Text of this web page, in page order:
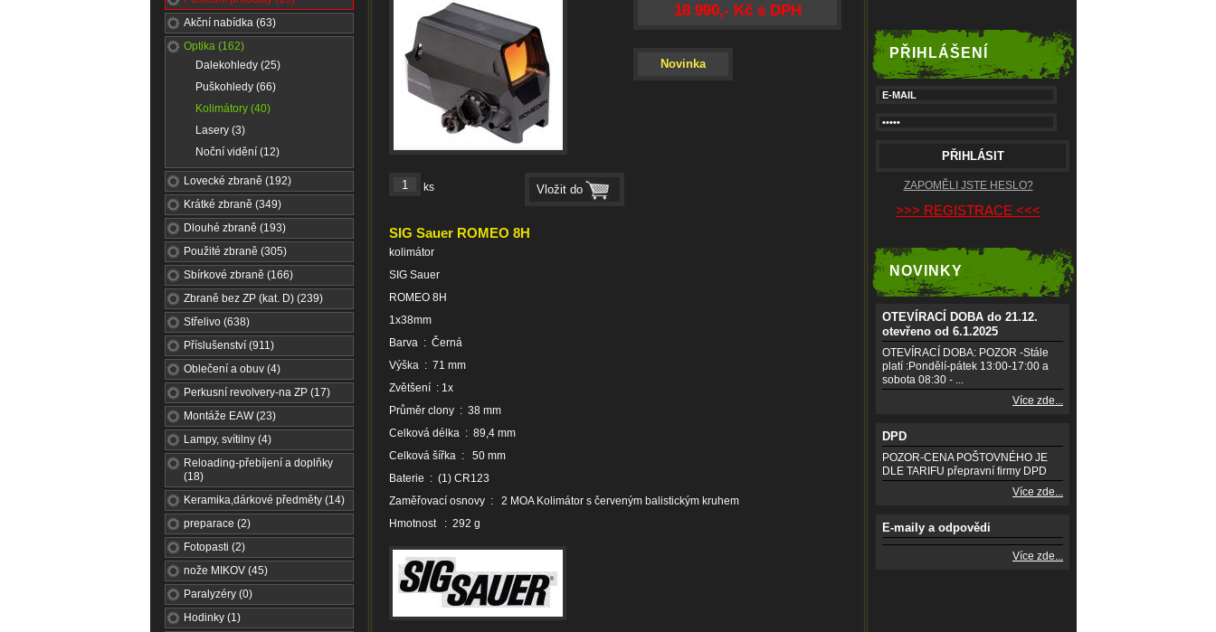
Akční nabídka (63)
Optika (162)
Dalekohledy (25)
Puškohledy (66)
Kolimátory (40)
Lasery (3)
Noční vidění (12)
Lovecké zbraně (192)
Krátké zbraně (349)
Dlouhé zbraně (193)
Použité zbraně (305)
Sbírkové zbraně (166)
Zbraně bez ZP (kat. D) (239)
Střelivo (638)
Příslušenství (911)
Oblečení a obuv (4)
Perkusní revolvery-na ZP (17)
Montáže EAW (23)
Lampy, svítilny (4)
Reloading-přebíjení a doplňky
(18)
Keramika,dárkové předměty (14)
preparace (2)
Fotopasti (2)
nože MIKOV (45)
Paralyzéry (0)
Hodinky (1)
ks
18 990,- Kč s DPH
Novinka
SIG Sauer ROMEO 8H
kolimátor
SIG Sauer
ROMEO 8H
1x38mm
Barva : Černá
Výška : 71 mm
Zvětšení : 1x
Průměr clony : 38 mm
Celková délka : 89,4 mm
Celková šířka : 50 mm
Baterie : (1) CR123
Zaměřovací osnovy : 2 MOA Kolimátor s červeným balistickým kruhem
Hmotnost : 292 g
PŘIHLÁŠENÍ
ZAPOMĚLI JSTE HESLO?
>>> REGISTRACE <<<
NOVINKY
OTEVÍRACÍ DOBA do 21.12.
otevřeno od 6.1.2025
OTEVÍRACÍ DOBA: POZOR -Stále
platí :Pondělí-pátek 13:00-17:00 a
sobota 08:30 - ...
Více zde...
DPD
POZOR-CENA POŠTOVNÉHO JE
DLE TARIFU přepravní firmy DPD
Více zde...
E-maily a odpovědi
Více zde...